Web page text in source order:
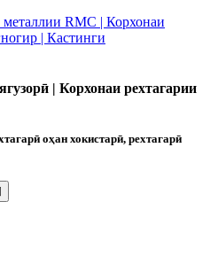
| Корхонаи рехтагарии
оҳан хокистарӣ, рехтагарӣ